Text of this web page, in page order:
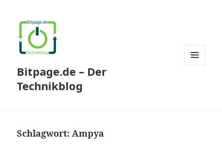
Bitpage.de – Der
Technikblog
Schlagwort:Ampya